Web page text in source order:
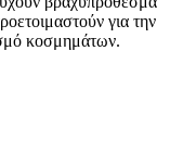
για την
κοσμημάτων.